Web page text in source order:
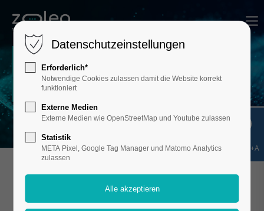
USE CASES
Beratung. Montage. Analyse.
Datenschutzeinstellungen
Erforderlich*
Notwendige Cookies zulassen damit die Website korrekt
funktioniert
Externe Medien
Externe Medien wie OpenStreetMap und Youtube zulassen
Statistik
META Pixel, Google Tag Manager und Matomo Analytics
zulassen
Shift+Alt+A